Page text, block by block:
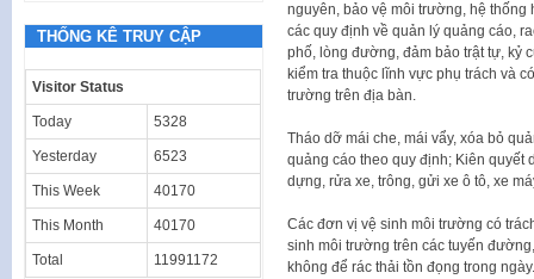
nguyên, bảo vệ môi trường, hệ thống
các quy định về quản lý quảng cáo,
phố, lòng đường, đảm bảo trật tự, kỷ
kiểm tra thuộc lĩnh vực phụ trách và
trường trên địa bàn.
Tháo dỡ mái che, mái vẩy, xóa bỏ
quảng cáo theo quy định; Kiên quyết
dựng, rửa xe, trông, gửi xe ô tô, xe
Các đơn vị vệ sinh môi trường có
sinh môi trường trên các tuyến
không để rác thải tồn đọng trong
THỐNG KÊ TRUY CẬP
Visitor Status
Today 5328
Yesterday 6523
This Week 40170
This Month 40170
Total 11991172